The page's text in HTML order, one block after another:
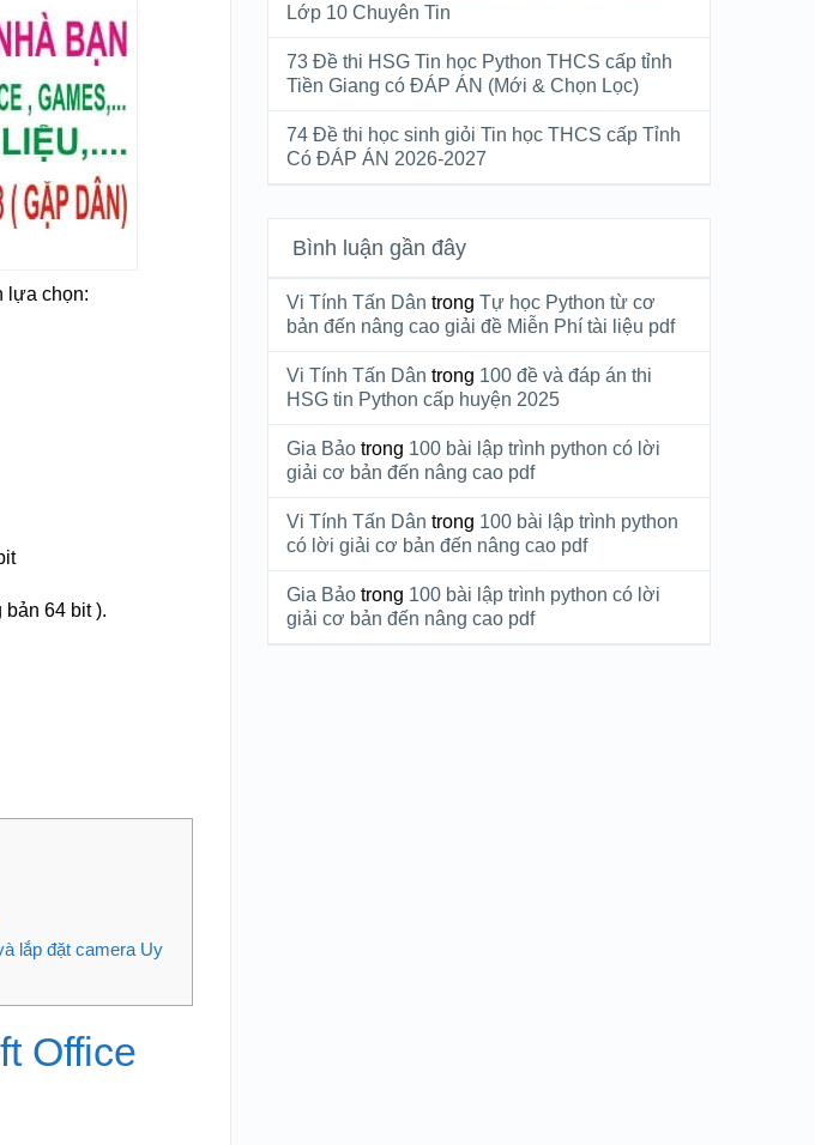
lựa chọn:
64 bit ).
lắp đặt camera Uy
Office
Lớp 10 Chuyên Tin
73 Đề thi HSG Tin học Python THCS cấp tỉnh
Tiền Giang có ĐÁP ÁN (Mới & Chọn Lọc)
74 Đề thi học sinh giỏi Tin học THCS cấp Tỉnh
Có ĐÁP ÁN 2026-2027
Bình luận gần đây
Vi Tính Tấn Dân trongTự học Python từ cơ
bản đến nâng cao giải đề Miễn Phí tài liệu pdf
Vi Tính Tấn Dân trong 100 đề và đáp án thi
HSG tin Python cấp huyện 2025
Gia Bảo trong 100 bài lập trình python có lời
giải cơ bản đến nâng cao pdf
Vi Tính Tấn Dân trong 100 bài lập trình python
có lời giải cơ bản đến nâng cao pdf
Gia Bảo trong 100 bài lập trình python có lời
giải cơ bản đến nâng cao pdf